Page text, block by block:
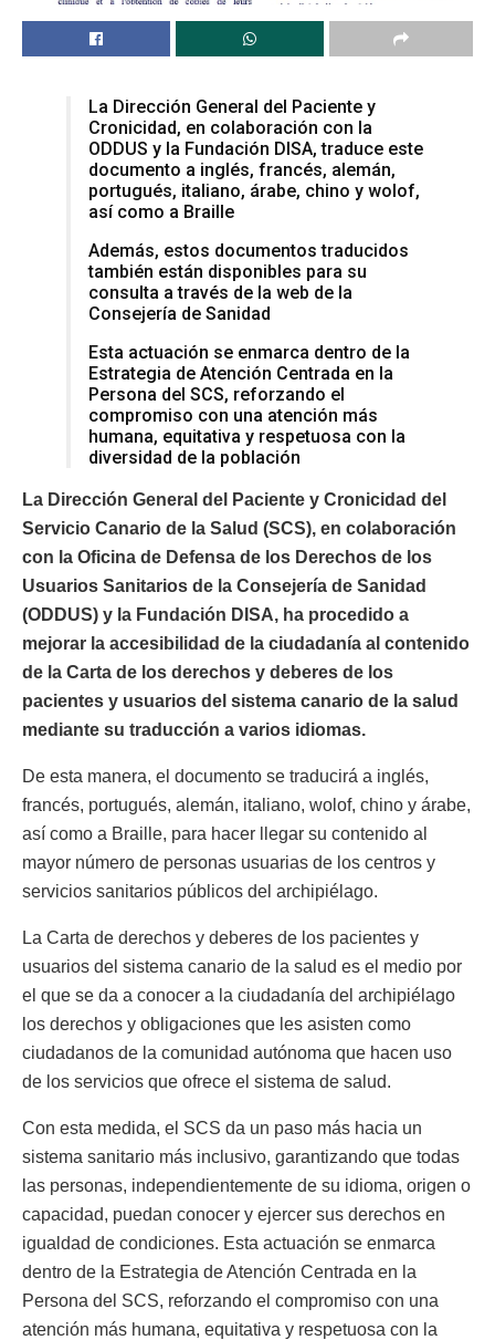
La Dirección General del Paciente y
Cronicidad, en colaboración con la
ODDUS y la Fundación DISA, traduce este
documento a inglés, francés, alemán,
portugués, italiano, árabe, chino y wolof,
así como a Braille
Además, estos documentos traducidos
también están disponibles para su
consulta a través de la web de la
Consejería de Sanidad
Esta actuación se enmarca dentro de la
Estrategia de Atención Centrada en la
Persona del SCS, reforzando el
compromiso con una atención más
humana, equitativa y respetuosa con la
diversidad de la población
La Dirección General del Paciente y Cronicidad del
Servicio Canario de la Salud (SCS), en colaboración
con la Oficina de Defensa de los Derechos de los
Usuarios Sanitarios de la Consejería de Sanidad
(ODDUS) y la Fundación DISA, ha procedido a
mejorar la accesibilidad de la ciudadanía al contenido
de la Carta de los derechos y deberes de los
pacientes y usuarios del sistema canario de la salud
mediante su traducción a varios idiomas.
De esta manera, el documento se traducirá a inglés,
francés, portugués, alemán, italiano, wolof, chino y árabe,
así como a Braille, para hacer llegar su contenido al
mayor número de personas usuarias de los centros y
servicios sanitarios públicos del archipiélago.
La Carta de derechos y deberes de los pacientes y
usuarios del sistema canario de la salud es el medio por
el que se da a conocer a la ciudadanía del archipiélago
los derechos y obligaciones que les asisten como
ciudadanos de la comunidad autónoma que hacen uso
de los servicios que ofrece el sistema de salud.
Con esta medida, el SCS da un paso más hacia un
sistema sanitario más inclusivo, garantizando que todas
las personas, independientemente de su idioma, origen o
capacidad, puedan conocer y ejercer sus derechos en
igualdad de condiciones. Esta actuación se enmarca
dentro de la Estrategia de Atención Centrada en la
Persona del SCS, reforzando el compromiso con una
atención más humana, equitativa y respetuosa con la